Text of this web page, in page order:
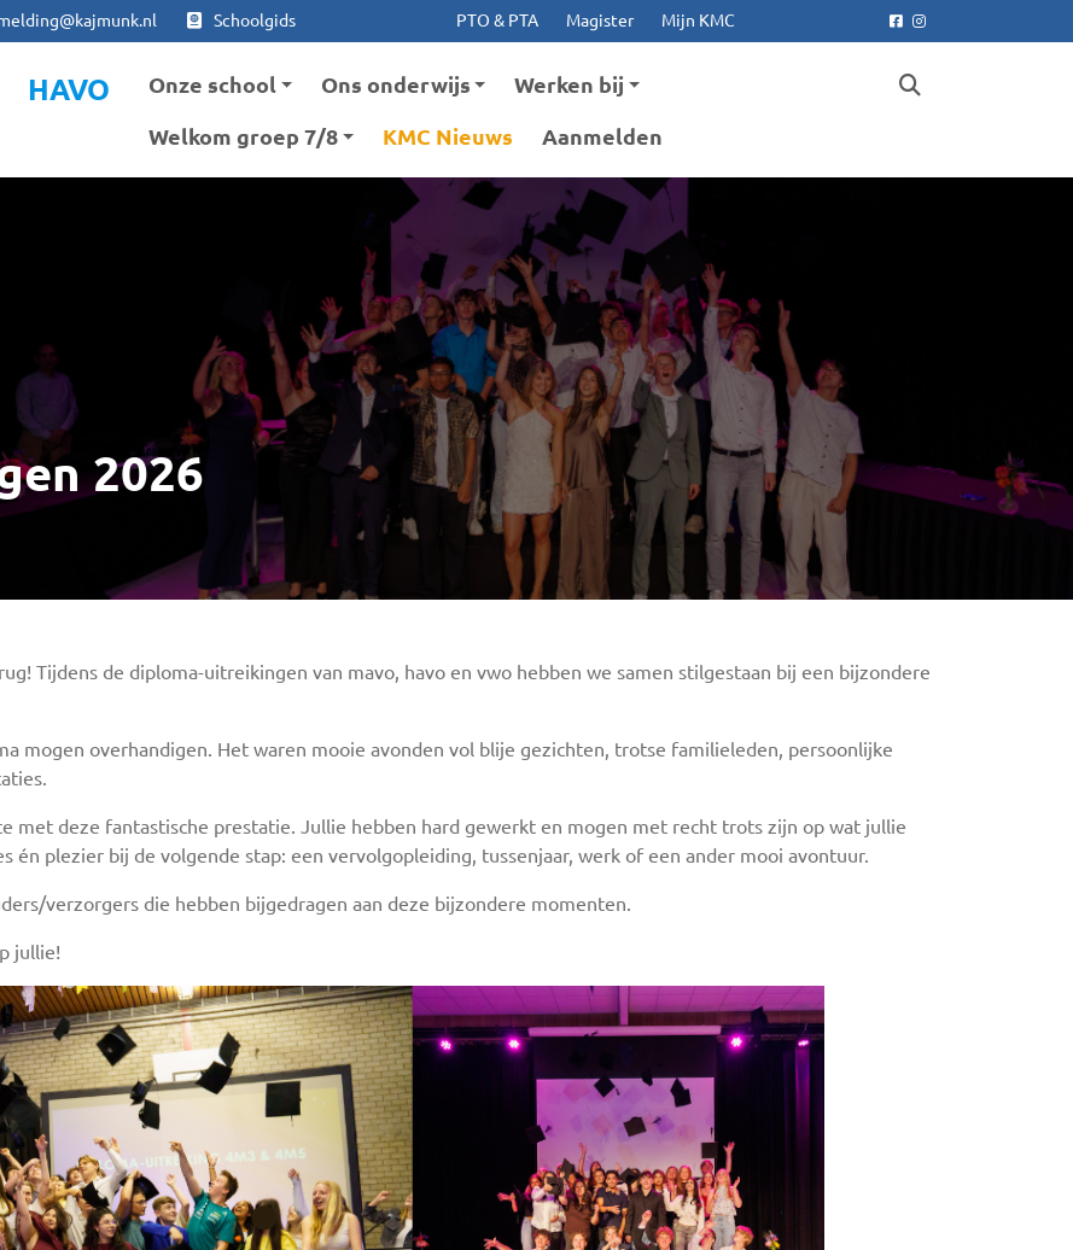
Ga naar hoofdinhoud
Ga naar footer
Schoolgids PTO & PTA Magister Mijn KMC Facebook
Instagram
HAVO
Onze school Ons onderwijs Werken bij
Welkom groep 7/8 KMC Nieuws Aanmelden
2026
Tijdens de diploma-uitreikingen van mavo, havo en vwo hebben we samen stilgestaan bij een bijzondere
mogen overhandigen. Het waren mooie avonden vol blije gezichten, trotse familieleden, persoonlijke
met deze fantastische prestatie. Jullie hebben hard gewerkt en mogen met recht trots zijn op wat jullie
én plezier bij de volgende stap: een vervolgopleiding, tussenjaar, werk of een ander mooi avontuur.
verzorgers die hebben bijgedragen aan deze bijzondere momenten.
jullie!